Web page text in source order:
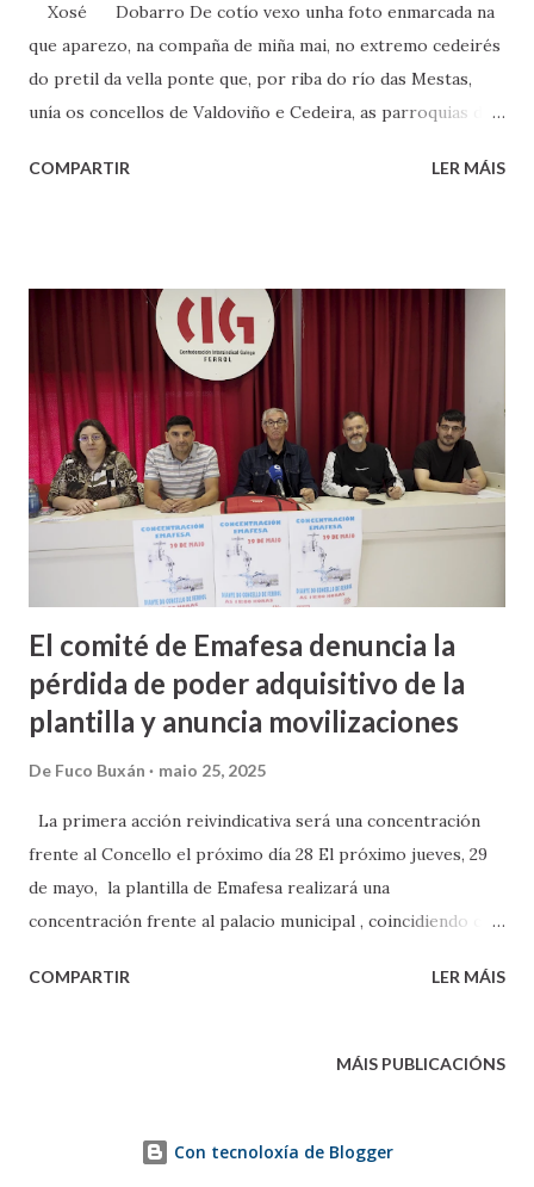
Xosé Dobarro De cotío vexo unha foto enmarcada na
que aparezo, na compaña de miña mai, no extremo cedeirés
do pretil da vella ponte que, por riba do río das Mestas,
unía os concellos de Valdoviño e Cedeira, as parroquias de
do Cabo- É unha foto tirada por meu pai en xullo de 1952,
onde, tendo en conta a dificultade dos desprazamentos e
outras circunstancias, había que residir, non quedaba outra,
nunhas condicións de nulas comodidades. Mais, como tanta
outra xente, aínda en peores situacións, saímos adiante e
ata aquí chegamos. Gusto moito desa fotografía, nesa
ponte que, despois da construción dunha nova, acabou por
afundir. Ao final da ponte, viaxando desde Ferrol, hai un
cruce á dereita que leva a Cerdido -o territorio do...
COMPARTIR LER MÁIS
El comité de Emafesa denuncia la
pérdida de poder adquisitivo de la
plantilla y anuncia movilizaciones
De Fuco Buxán maio 25, 2025
La primera acción reivindicativa será una concentración
frente al Concello el próximo día 28 El próximo jueves, 29
de mayo, la plantilla de Emafesa realizará una
concentración frente al palacio municipal , coincidiendo con
colectivo. Así lo anunció ayer el presidente del comité de
celebrada en la sede ferrolana del sindicato CIG. En este
incrementos pactados en el actual convenio no
COMPARTIR LER MÁIS
MÁIS PUBLICACIÓNS
Con tecnoloxía de Blogger